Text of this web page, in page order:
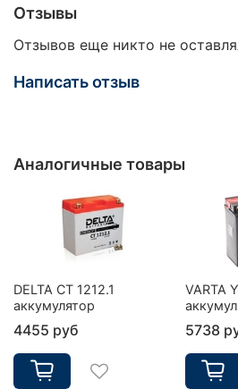
Отзывы
Отзывов еще никто не
Написать отзыв
Аналогичные товары
DELTA CT 1212.1
аккумулятор
4455 руб
VARTA
5738